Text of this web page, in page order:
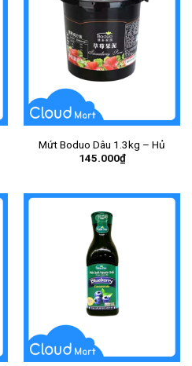
Mứt Boduo Dâu 1.3kg – Hủ
145.000₫